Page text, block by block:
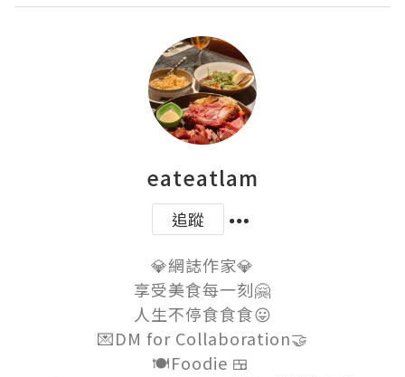
eateatlam
追蹤
💎網誌作家💎
享受美食每一刻🤗
人生不停食食食😛
💌DM for Collaboration🤝
🍽Foodie 🍱